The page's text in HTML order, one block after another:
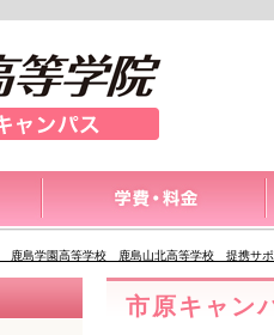
鹿島学園高等学校 鹿島山北高等学校 提携サポ
市原キャン